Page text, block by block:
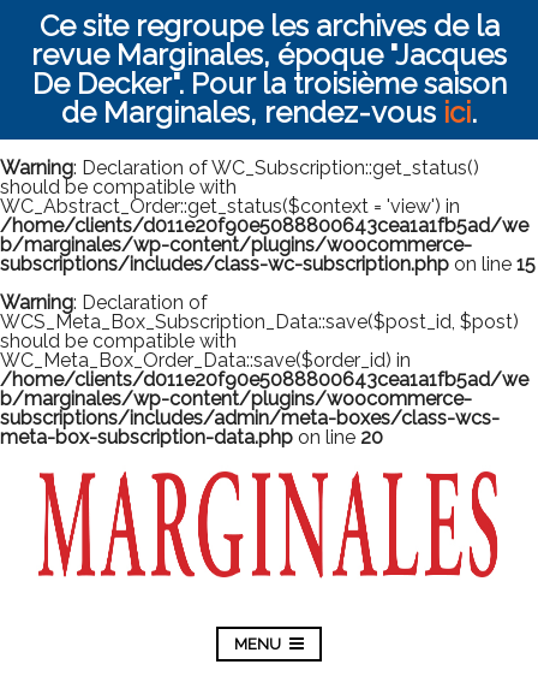
Ce site regroupe les archives de la
revue Marginales, époque "Jacques
De Decker". Pour la troisième saison
de Marginales, rendez-vous ici.
Warning: Declaration of WC_Subscription::get_status()
should be compatible with
WC_Abstract_Order::get_status($context = 'view') in
/home/clients/d011e20f90e5088800643cea1a1fb5ad/we
b/marginales/wp-content/plugins/woocommerce-
subscriptions/includes/class-wc-subscription.php on line 15
Warning: Declaration of
WCS_Meta_Box_Subscription_Data::save($post_id, $post)
should be compatible with
WC_Meta_Box_Order_Data::save($order_id) in
/home/clients/d011e20f90e5088800643cea1a1fb5ad/we
b/marginales/wp-content/plugins/woocommerce-
subscriptions/includes/admin/meta-boxes/class-wcs-
meta-box-subscription-data.php on line 20
MENU